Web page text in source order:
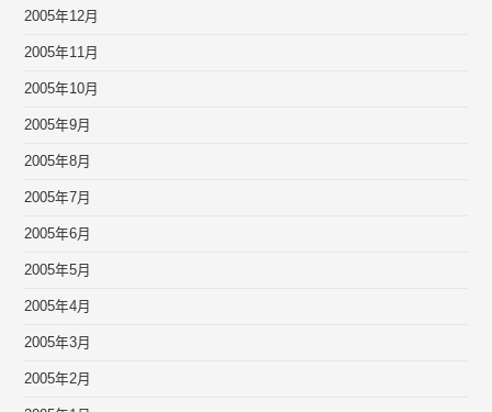
2005年12月
2005年11月
2005年10月
2005年9月
2005年8月
2005年7月
2005年6月
2005年5月
2005年4月
2005年3月
2005年2月